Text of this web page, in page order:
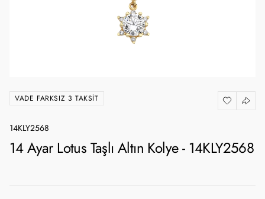
VADE FARKSIZ 3 TAKSIT
14KLY2568
14 Ayar Lotus Taşlı Altın Kolye - 14KLY2568